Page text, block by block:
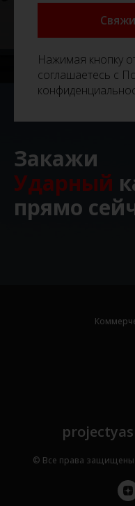
Нажимая кнопку
соглашаетесь с
Закажи
Ударный
прямо
© Все права